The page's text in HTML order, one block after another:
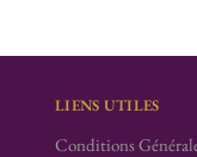
LIENS UTILES
Conditions